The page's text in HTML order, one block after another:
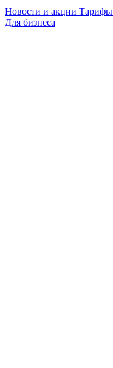
Новости и акции Тарифы
Для бизнеса